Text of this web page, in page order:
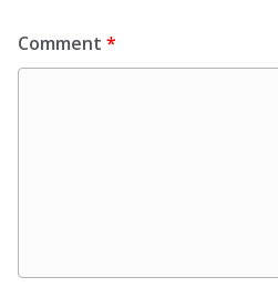
Comment *